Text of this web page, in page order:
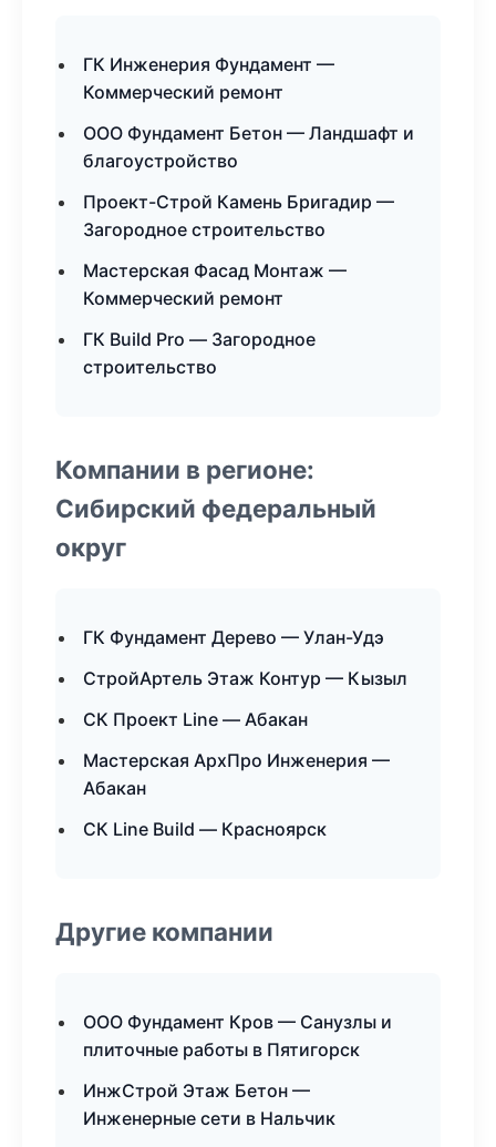
ГК Инженерия Фундамент —
Коммерческий ремонт
ООО Фундамент Бетон — Ландшафт и
благоустройство
Проект-Строй Камень Бригадир —
Загородное строительство
Мастерская Фасад Монтаж —
Коммерческий ремонт
ГК Build Pro — Загородное
строительство
Компании в регионе:
Сибирский федеральный
округ
ГК Фундамент Дерево — Улан-Удэ
СтройАртель Этаж Контур — Кызыл
СК Проект Line — Абакан
Мастерская АрхПро Инженерия —
Абакан
СК Line Build — Красноярск
Другие компании
ООО Фундамент Кров — Санузлы и
плиточные работы в Пятигорск
ИнжСтрой Этаж Бетон —
Инженерные сети в Нальчик